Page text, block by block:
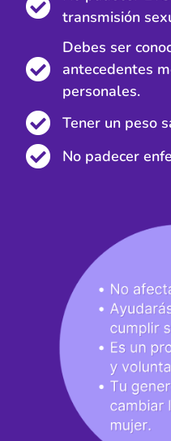
transmisión
Debes ser
antecedentes
personales.
Tener un peso
No padecer